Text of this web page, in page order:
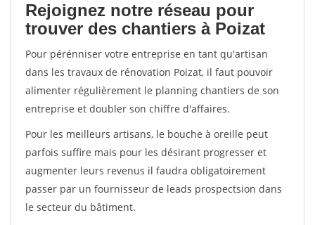
Rejoignez notre réseau pour
trouver des chantiers à Poizat
Pour pérénniser votre entreprise en tant qu'artisan
dans les travaux de rénovation Poizat, il faut pouvoir
alimenter régulièrement le planning chantiers de son
entreprise et doubler son chiffre d'affaires.
Pour les meilleurs artisans, le bouche à oreille peut
parfois suffire mais pour les désirant progresser et
augmenter leurs revenus il faudra obligatoirement
passer par un fournisseur de leads prospectsion dans
le secteur du bâtiment.